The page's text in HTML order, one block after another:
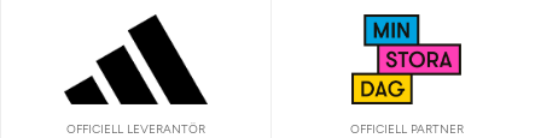
OFFICIELL LEVERANTÖR OFFICIELL PARTNER